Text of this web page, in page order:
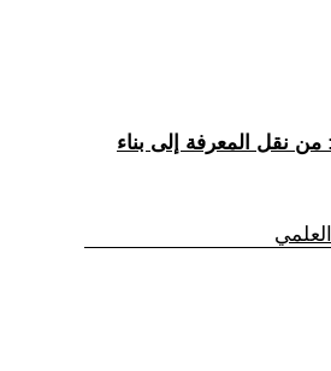
من نقل المعرفة إلى بناء